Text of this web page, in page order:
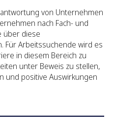
von Unternehmen
nach Fach- und
über diese
Für Arbeitssuchende wird es
in diesem Bereich zu
unter Beweis zu stellen,
und positive Auswirkungen